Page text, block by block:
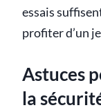
essais
profiter d’un
Astuces
la